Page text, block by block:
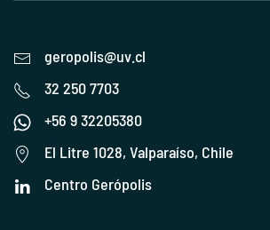
geropolis@uv.cl
32 250 7703
+56 9 32205380
El Litre 1028, Valparaíso, Chile
Centro Gerópolis